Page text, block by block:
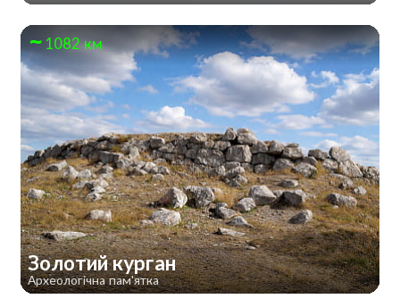
1082 км
Золотий курган
Археологічна пам'ятка